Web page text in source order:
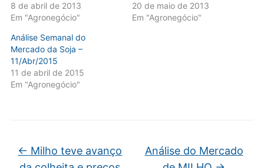
8 de abril de 2013
Em "Agronegócio"
20 de maio de 2013
Em "Agronegócio"
Análise Semanal do
Mercado da Soja –
11/Abr/2015
11 de abril de 2015
Em "Agronegócio"
← Milho teve avanço
Análise do Mercado